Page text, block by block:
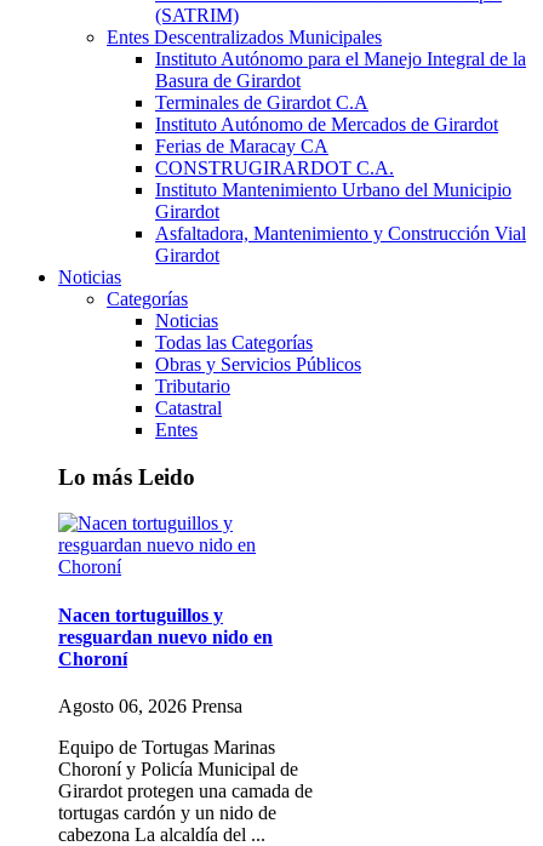
(SATRIM)
Entes Descentralizados Municipales
Instituto Autónomo para el Manejo Integral de la
Basura de Girardot
Terminales de Girardot C.A
Instituto Autónomo de Mercados de Girardot
Ferias de Maracay CA
CONSTRUGIRARDOT C.A.
Instituto Mantenimiento Urbano del Municipio
Girardot
Asfaltadora, Mantenimiento y Construcción Vial
Girardot
Noticias
Categorías
Noticias
Todas las Categorías
Obras y Servicios Públicos
Tributario
Catastral
Entes
Lo más Leido
Nacen tortuguillos y
resguardan nuevo nido en
Choroní
Agosto 06, 2026 Prensa
Equipo de Tortugas Marinas
Choroní y Policía Municipal de
Girardot protegen una camada de
tortugas cardón y un nido de
cabezona La alcaldía del ...